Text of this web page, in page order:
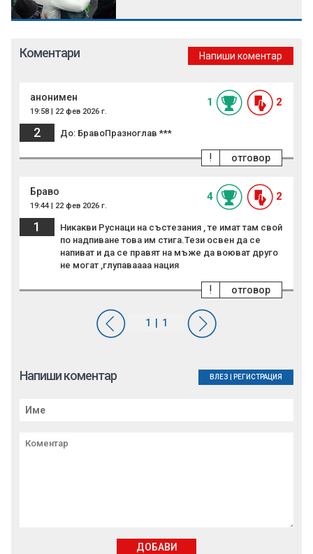
Коментари Напиши коментар
анонимен
19:58 | 22 фев 2026 г.
1 2
2 До: БравоПразноглав ***
отговор
!
Браво
19:44 | 22 фев 2026 г.
4 2
1
Никакви Руснаци на състезания , те имат там свой
по надпиване това им стига.Тези освен да се
напиват и да се правят на мъже да воюват друго
не могат ,глупаваааа нация
отговор
!
Напиши коментар ВЛЕЗ РЕГИСТРАЦИЯ
ДОБАВИ